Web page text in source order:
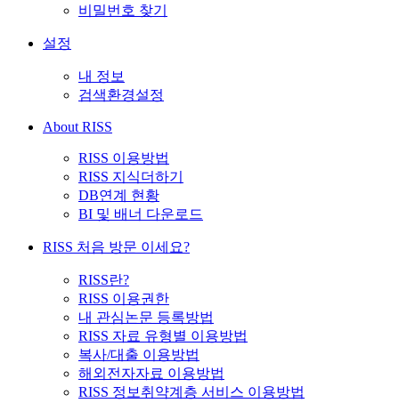
비밀번호 찾기
설정
내 정보
검색환경설정
About RISS
RISS 이용방법
RISS 지식더하기
DB연계 현황
BI 및 배너 다운로드
RISS 처음 방문 이세요?
RISS란?
RISS 이용권한
내 관심논문 등록방법
RISS 자료 유형별 이용방법
복사/대출 이용방법
해외전자자료 이용방법
RISS 정보취약계층 서비스 이용방법